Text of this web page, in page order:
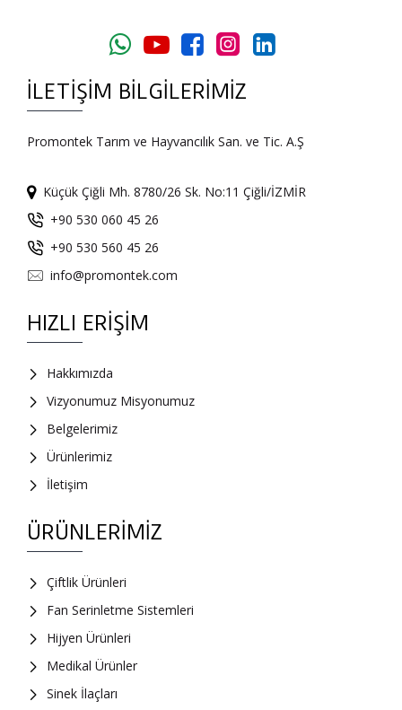
İLETIŞIM BILGILERIMIZ
Promontek Tarım ve Hayvancılık San. ve Tic. A.Ş
Küçük Çiğli Mh. 8780/26 Sk. No:11 Çiğli/İZMİR
+90 530 060 45 26
+90 530 560 45 26
info@promontek.com
HIZLI ERIŞIM
Hakkımızda
Vizyonumuz Misyonumuz
Belgelerimiz
Ürünlerimiz
İletişim
ÜRÜNLERIMIZ
Çiftlik Ürünleri
Fan Serinletme Sistemleri
Hijyen Ürünleri
Medikal Ürünler
Sinek İlaçları